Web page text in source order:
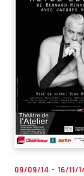
09/09/14 - 16/11/